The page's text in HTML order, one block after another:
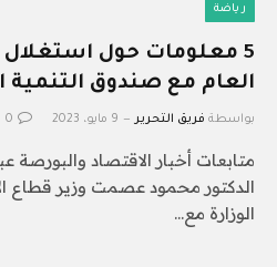
رياضة
5 معلومات حول
العام مع صندوق التنمية
بواسطة فريق التحرير 9 مايو، 2023 0
متابعات أخبار الاقتصاد والبورصة
الدكتور محمود عصمت وزير قطاع
الوزارة مع…